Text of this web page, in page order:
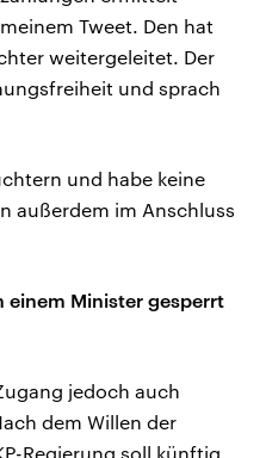
Tweet. Den hat
weitergeleitet. Der
und sprach
und habe keine
außerdem im Anschluss
einem Minister gesperrt
jedoch auch
dem Willen der
Regierung soll künftig